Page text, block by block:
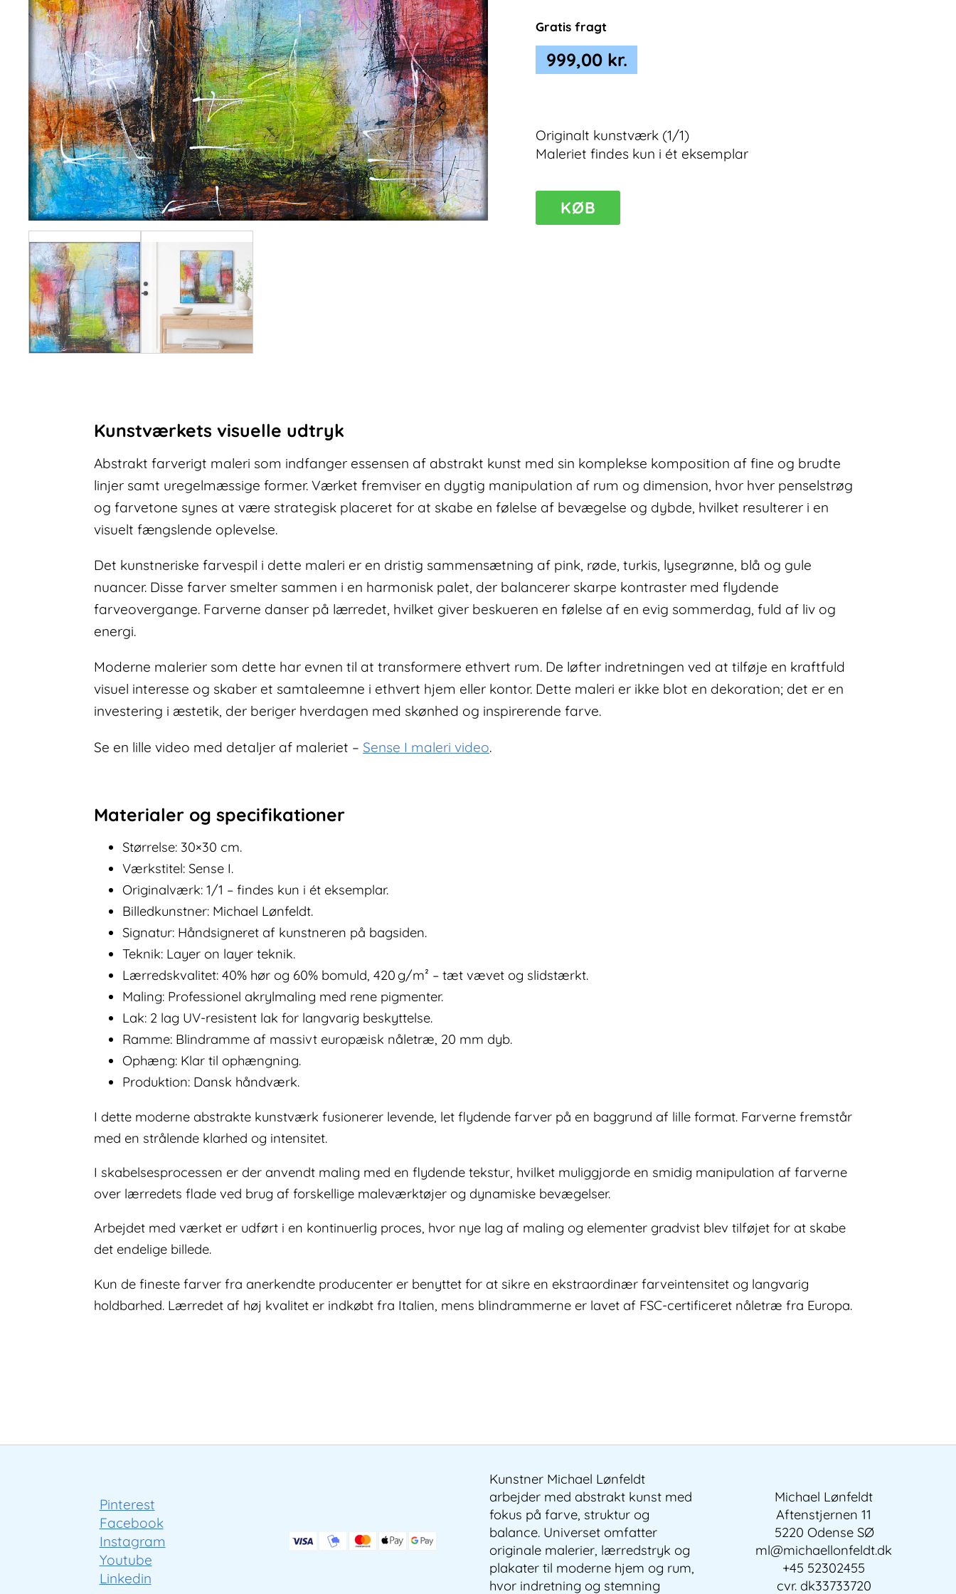
Gratis fragt
999,00 kr.
Originalt kunstværk (1/1)
Maleriet findes kun i ét eksemplar
SenseKØB
Kunstværkets visuelle udtryk
Abstrakt farverigt maleri som indfanger essensen af abstrakt kunst med sin komplekse komposition af fine og brudte
linjer samt uregelmæssige former. Værket fremviser en dygtig manipulation af rum og dimension, hvor hver penselstrøg
og farvetone synes at være strategisk placeret for at skabe en følelse af bevægelse og dybde, hvilket resulterer i en
visuelt fængslende oplevelse.
Det kunstneriske farvespil i dette maleri er en dristig sammensætning af pink, røde, turkis, lysegrønne, blå og gule
nuancer. Disse farver smelter sammen i en harmonisk palet, der balancerer skarpe kontraster med flydende
farveovergange. Farverne danser på lærredet, hvilket giver beskueren en følelse af en evig sommerdag, fuld af liv og
energi.
Moderne malerier som dette har evnen til at transformere ethvert rum. De løfter indretningen ved at tilføje en kraftfuld
visuel interesse og skaber et samtaleemne i ethvert hjem eller kontor. Dette maleri er ikke blot en dekoration; det er en
investering i æstetik, der beriger hverdagen med skønhed og inspirerende farve.
Se en lille video med detaljer af maleriet – Sense I maleri video.
Materialer og specifikationer
Størrelse: 30×30 cm.
Værkstitel: Sense I.
Originalværk: 1/1 – findes kun i ét eksemplar.
Billedkunstner: Michael Lønfeldt.
Signatur: Håndsigneret af kunstneren på bagsiden.
Teknik: Layer on layer teknik.
Lærredskvalitet: 40% hør og 60% bomuld, 420 g/m² – tæt vævet og slidstærkt.
Maling: Professionel akrylmaling med rene pigmenter.
Lak: 2 lag UV-resistent lak for langvarig beskyttelse.
Ramme: Blindramme af massivt europæisk nåletræ, 20 mm dyb.
Ophæng: Klar til ophængning.
Produktion: Dansk håndværk.
I dette moderne abstrakte kunstværk fusionerer levende, let flydende farver på en baggrund af lille format. Farverne fremstår
med en strålende klarhed og intensitet.
I skabelsesprocessen er der anvendt maling med en flydende tekstur, hvilket muliggjorde en smidig manipulation af farverne
over lærredets flade ved brug af forskellige maleværktøjer og dynamiske bevægelser.
Arbejdet med værket er udført i en kontinuerlig proces, hvor nye lag af maling og elementer gradvist blev tilføjet for at skabe
det endelige billede.
Kun de fineste farver fra anerkendte producenter er benyttet for at sikre en ekstraordinær farveintensitet og langvarig
holdbarhed. Lærredet af høj kvalitet er indkøbt fra Italien, mens blindrammerne er lavet af FSC-certificeret nåletræ fra Europa.
Pinterest
Facebook
Instagram
Youtube
Linkedin
Kunstner Michael Lønfeldt
arbejder med abstrakt kunst med
fokus på farve, struktur og
balance. Universet omfatter
originale malerier, lærredstryk og
plakater til moderne hjem og rum,
hvor indretning og stemning
Michael Lønfeldt
Aftenstjernen 11
5220 Odense SØ
ml@michaellonfeldt.dk
+45 52302455
cvr. dk33733720